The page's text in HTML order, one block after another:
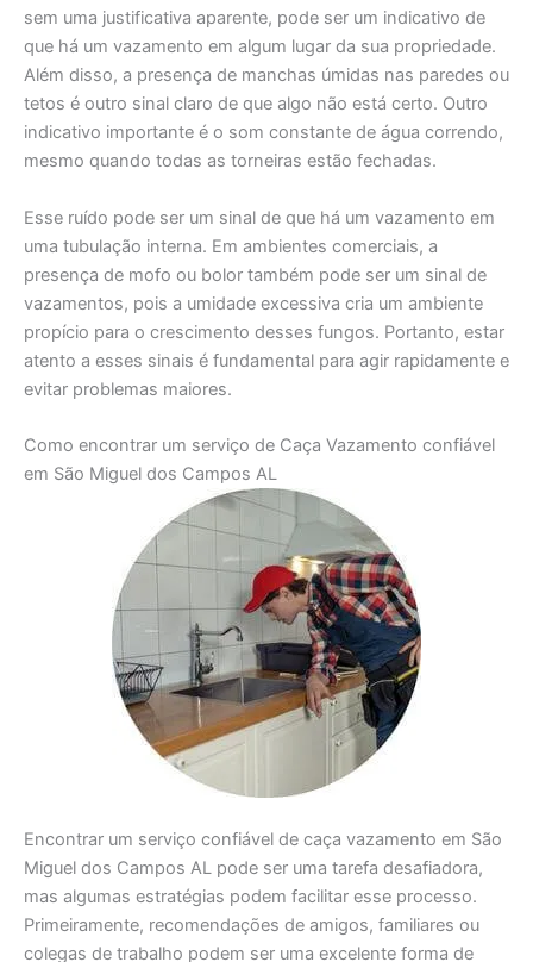
sem uma justificativa aparente, pode ser um indicativo de
que há um vazamento em algum lugar da sua propriedade.
Além disso, a presença de manchas úmidas nas paredes ou
tetos é outro sinal claro de que algo não está certo. Outro
indicativo importante é o som constante de água correndo,
mesmo quando todas as torneiras estão fechadas.
Esse ruído pode ser um sinal de que há um vazamento em
uma tubulação interna. Em ambientes comerciais, a
presença de mofo ou bolor também pode ser um sinal de
vazamentos, pois a umidade excessiva cria um ambiente
propício para o crescimento desses fungos. Portanto, estar
atento a esses sinais é fundamental para agir rapidamente e
evitar problemas maiores.
Como encontrar um serviço de Caça Vazamento confiável
em São Miguel dos Campos AL
Encontrar um serviço confiável de caça vazamento em São
Miguel dos Campos AL pode ser uma tarefa desafiadora,
mas algumas estratégias podem facilitar esse processo.
Primeiramente, recomendações de amigos, familiares ou
colegas de trabalho podem ser uma excelente forma de